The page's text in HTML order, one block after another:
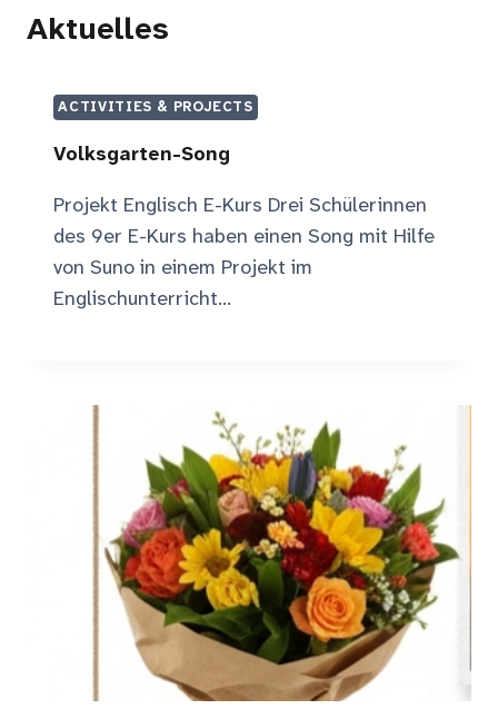
Aktuelles
ACTIVITIES & PROJECTS
Volksgarten-Song
Projekt Englisch E-Kurs Drei Schülerinnen
des 9er E-Kurs haben einen Song mit Hilfe
von Suno in einem Projekt im
Englischunterricht…